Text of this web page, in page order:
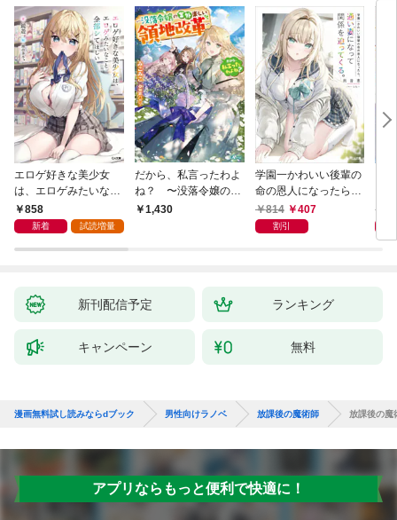
エロゲ好きな美少女
は、エロゲみたいなこ
と全部シてほしい【電
子ＳＳ特典付き】
858
新着 試読増量
だから、私言ったわよ
ね？ 〜没落令嬢の案
外楽しい領地改革〜
1,430
学園一かわいい後輩の
命の恩人になったら、
通い妻になって関係を
迫ってくる。
814 407
割引
新刊配信予定 ランキング
キャンペーン 無料
漫画無料試し読みならdブック 男性向けラノベ 放課後の魔術師 放課後の
アプリならもっと便利で快適に！